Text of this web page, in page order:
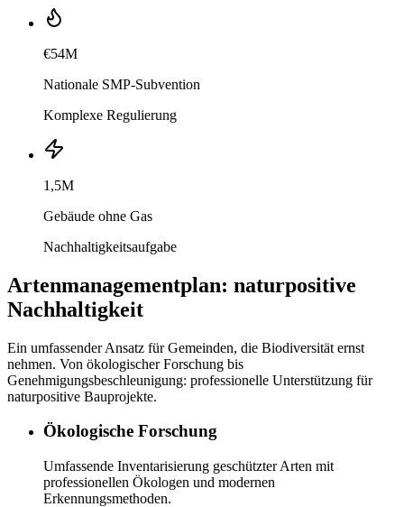
€54M
Nationale SMP-Subvention
Komplexe Regulierung
1,5M
Gebäude ohne Gas
Nachhaltigkeitsaufgabe
Artenmanagementplan: naturpositive
Nachhaltigkeit
Ein umfassender Ansatz für Gemeinden, die Biodiversität ernst
nehmen. Von ökologischer Forschung bis
Genehmigungsbeschleunigung: professionelle Unterstützung für
naturpositive Bauprojekte.
Ökologische Forschung
Umfassende Inventarisierung geschützter Arten mit
professionellen Ökologen und modernen
Erkennungsmethoden.